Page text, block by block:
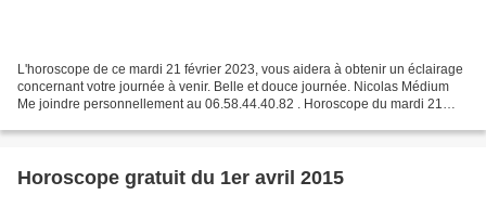
L'horoscope de ce mardi 21 février 2023, vous aidera à obtenir un éclairage
concernant votre journée à venir. Belle et douce journée. Nicolas Médium
Me joindre personnellement au 06.58.44.40.82 . Horoscope du mardi 21
Horoscope gratuit du 1er avril 2015